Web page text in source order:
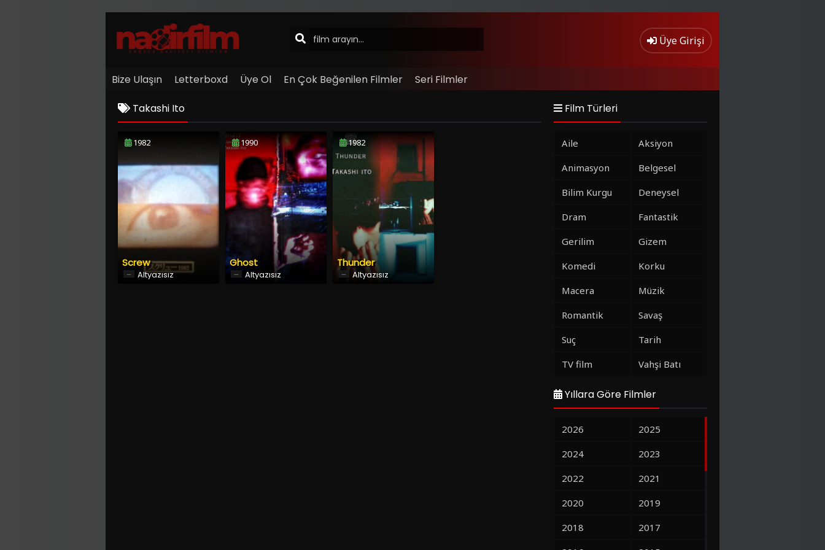
Üye Girişi
Bize Ulaşın Letterboxd Üye Ol En Çok Beğenilen Filmler Seri Filmler
Takashi Ito
1982
Screw
Altyazısız
1990
Ghost
Altyazısız
1982
Thunder
Altyazısız
Film Türleri
Aile
Aksiyon
Animasyon
Belgesel
Bilim Kurgu
Deneysel
Dram
Fantastik
Gerilim
Gizem
Komedi
Korku
Macera
Müzik
Romantik
Savaş
Suç
Tarih
TV film
Vahşi Batı
Yıllara Göre Filmler
2026
2025
2024
2023
2022
2021
2020
2019
2018
2017